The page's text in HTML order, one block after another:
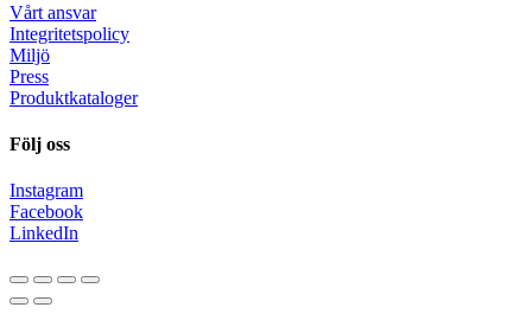
Vårt ansvar
Integritetspolicy
Miljö
Press
Produktkataloger
Följ oss
Instagram
Facebook
LinkedIn